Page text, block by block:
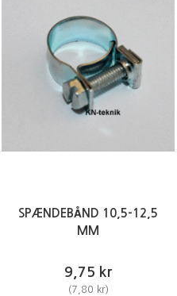
SPÆNDEBÅND 10,5-12,5
MM
9,75 kr
(7,80 kr)